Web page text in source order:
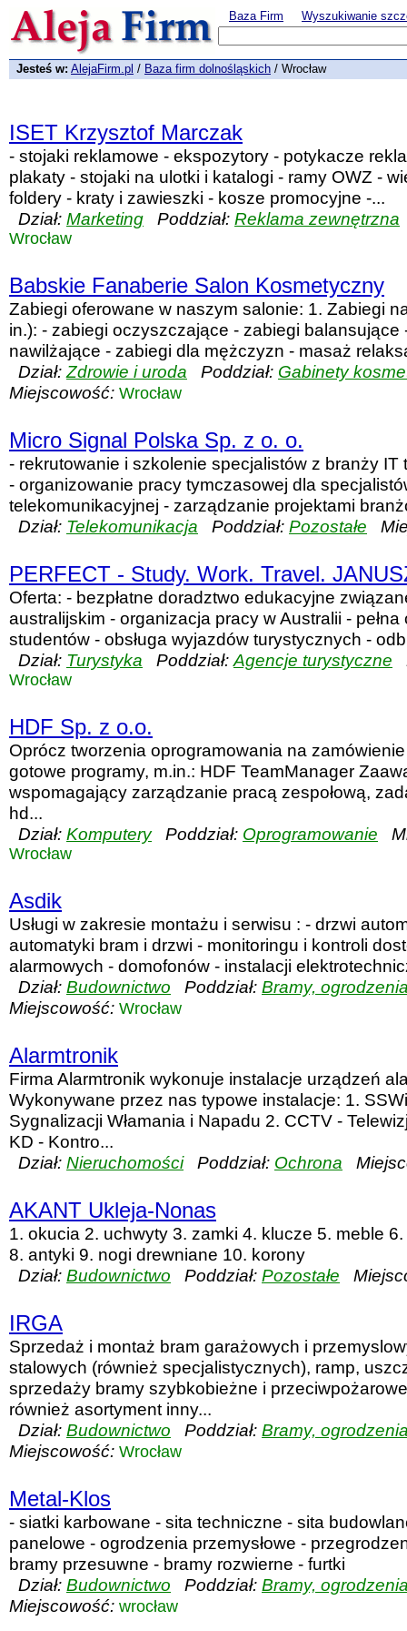
Baza Firm Wyszukiwanie
Jesteś w: AlejaFirm.pl / Baza firm dolnośląskich / Wrocław
ISET Krzysztof Marczak
- stojaki reklamowe - ekspozytory - potykacze
plakaty - stojaki na ulotki i katalogi - ramy OWZ -
foldery - kraty i zawieszki - kosze promocyjne -...
Dział: Marketing Poddział: Reklama zewnętrzna
Wrocław
Babskie Fanaberie Salon Kosmetyczny
Zabiegi oferowane w naszym salonie: 1. Zabiegi
in.): - zabiegi oczyszczające - zabiegi balansujące
nawilżające - zabiegi dla mężczyzn - masaż
Dział: Zdrowie i uroda Poddział: Gabinety
Miejscowość: Wrocław
Micro Signal Polska Sp. z o. o.
- rekrutowanie i szkolenie specjalistów z branży IT
- organizowanie pracy tymczasowej dla
telekomunikacyjnej - zarządzanie projektami
Dział: Telekomunikacja Poddział: Pozostałe
PERFECT - Study. Work. Travel.
Oferta: - bezpłatne doradztwo edukacyjne
australijskim - organizacja pracy w Australii - pełna
studentów - obsługa wyjazdów turystycznych -
Dział: Turystyka Poddział: Agencje turystyczne
Wrocław
HDF Sp. z o.o.
Oprócz tworzenia oprogramowania na
gotowe programy, m.in.: HDF TeamManager
wspomagający zarządzanie pracą zespołową,
hd...
Dział: KomputeryPoddział: Oprogramowanie
Wrocław
Asdik
Usługi w zakresie montażu i serwisu : - drzwi
automatyki bram i drzwi - monitoringu i kontroli
alarmowych - domofonów - instalacji
Dział: Budownictwo Poddział: Bramy,
Miejscowość: Wrocław
Alarmtronik
Firma Alarmtronik wykonuje instalacje urządzeń
Wykonywane przez nas typowe instalacje: 1.
Sygnalizacji Włamania i Napadu 2. CCTV -
KD - Kontro...
Dział: NieruchomościPoddział: Ochrona
AKANT Ukleja-Nonas
1. okucia 2. uchwyty 3. zamki 4. klucze 5. meble
8. antyki 9. nogi drewniane 10. korony
Dział: Budownictwo Poddział: Pozostałe
IRGA
Sprzedaż i montaż bram garażowych i
stalowych (również specjalistycznych), ramp,
sprzedaży bramy szybkobieżne i
również asortyment inny...
Dział: Budownictwo Poddział: Bramy,
Miejscowość: Wrocław
Metal-Klos
- siatki karbowane - sita techniczne - sita
panelowe - ogrodzenia przemysłowe -
bramy przesuwne - bramy rozwierne - furtki
Dział: Budownictwo Poddział: Bramy,
Miejscowość: wrocław